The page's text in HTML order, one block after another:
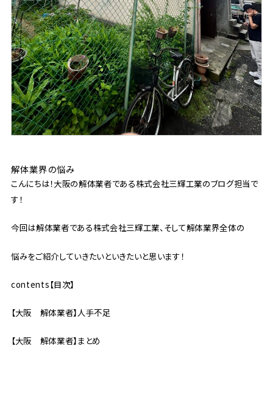
解体業界の悩み
こんにちは！大阪の解体業者である株式会社三輝工業のブログ担当で
す！
今回は解体業者である株式会社三輝工業、そして解体業界全体の
悩みをご紹介していきたいといきたいと思います！
contents【目次】
【大阪 解体業者】人手不足
【大阪 解体業者】まとめ